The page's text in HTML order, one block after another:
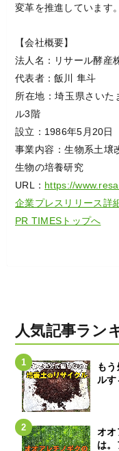
変革を推進しています。
【会社概要】
法人名：リサール酵産
代表者：飯川 隼斗
所在地：埼玉県さい
ル3階
設立：1986年5月20日
事業内容：生物系土壌
生物の培養研究
URL： https://
企業プレスリリース詳
PR TIMESトップへ
人気記事ラン
も
ルす
オオ
は